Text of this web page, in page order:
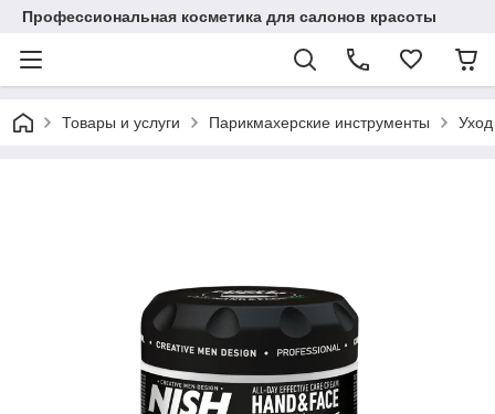
Профессиональная косметика для салонов красоты
Товары и услуги Парикмахерские инструменты